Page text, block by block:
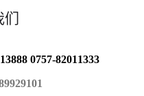
们
0757-82011333